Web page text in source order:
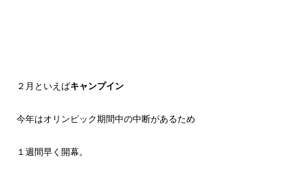
２月といえばキャンプイン
今年はオリンピック期間中の中断があるため
１週間早く開幕。